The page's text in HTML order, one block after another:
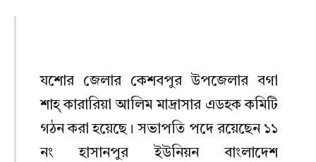
যশোর জেলার কেশবপুর উপজেলার বগা
শাহ্ কারারিয়া আলিম মাদ্রাসার এডহক কমিটি
গঠন করা হয়েছে। সভাপতি পদে রয়েছেন ১১
নং হাসানপুর ইউনিয়ন বাংলাদেশ